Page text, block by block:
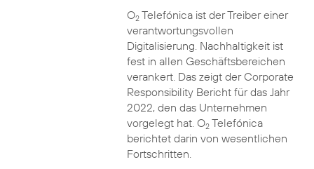
O2Telefónica ist der Treiber einer
verantwortungsvollen
Digitalisierung. Nachhaltigkeit ist
fest in allen Geschäftsbereichen
verankert. Das zeigt der Corporate
Responsibility Bericht für das Jahr
2022, den das Unternehmen
vorgelegt hat. O2Telefónica
berichtet darin von wesentlichen
Fortschritten.